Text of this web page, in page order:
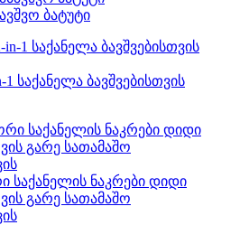
ბატუტი
1 საქანელა ბავშვებისთვის
საქანელის ნაკრები დიდი
გარე სათამაშო